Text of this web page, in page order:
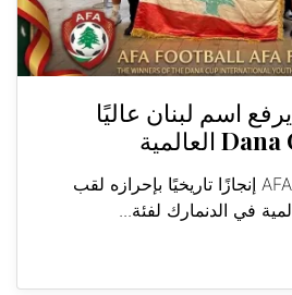
AFA Lebanon يرفع اسم لبنان عاليًا
حقق فريق AFA Lebanon إنجازًا تاريخيًا بإحرازه لقب